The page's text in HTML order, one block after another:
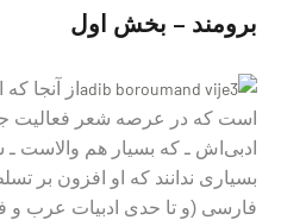
برومند – بخش اول
از آنجا
است که در عرصه شعر فعالیت
ادبی‌اش ـ که بسیار هم والاست
بسیاری ندانند که او افزون بر
فارسی (و تا حدی ادبیات عرب و